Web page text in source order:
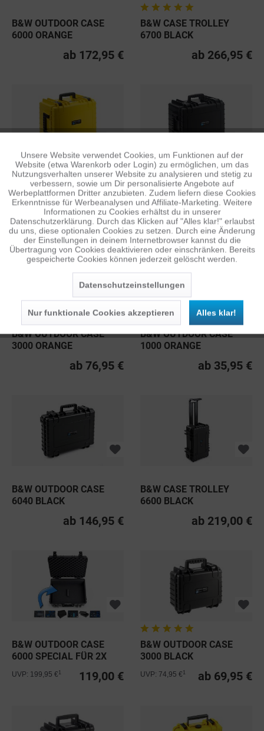
B&W OUTDOOR CASE
6000 ORANGE
ab 172,95 €
B&W CASE TROLLEY
6700 BLACK
ab 266,95 €
B&W OUTDOOR CASE
5500 YELLOW
ab 160,95 €
B&W OUTDOOR CASE
5500 BLACK
ab 160,95 €
B&W OUTDOOR CASE
3000 ORANGE
ab 76,95 €
B&W OUTDOOR CASE
1000 ORANGE
ab 35,95 €
B&W OUTDOOR CASE
6040 BLACK
ab 146,95 €
B&W CASE TROLLEY
6600 BLACK
ab 219,00 €
B&W OUTDOOR CASE
6000 SPECIAL FÜR 2X
3000 INLAY
119,00 €
UVP: 199,95 €
B&W OUTDOOR CASE
3000 BLACK
ab 69,95 €
UVP: 74,95 €
Funktionale Aktiv
Tracking Inaktiv
Personalisierung Inaktiv
Service Inaktiv
Unsere Website verwendet Cookies, um Funktionen auf der
Website (etwa Warenkorb oder Login) zu ermöglichen, um das
Nutzungsverhalten unserer Website zu analysieren und stetig zu
verbessern, sowie um Dir personalisierte Angebote auf
Werbeplattformen Dritter anzubieten. Zudem liefern diese Cookies
Erkenntnisse für Werbeanalysen und Affiliate-Marketing. Weitere
Informationen zu Cookies erhältst du in unserer
Datenschutzerklärung. Durch das Klicken auf "Alles klar!" erlaubst
du uns, diese optionalen Cookies zu setzen. Durch eine Änderung
der Einstellungen in deinem Internetbrowser kannst du die
Übertragung von Cookies deaktivieren oder einschränken. Bereits
gespeicherte Cookies können jederzeit gelöscht werden.
Datenschutzeinstellungen
Nur funktionale Cookies akzeptieren Alles klar!